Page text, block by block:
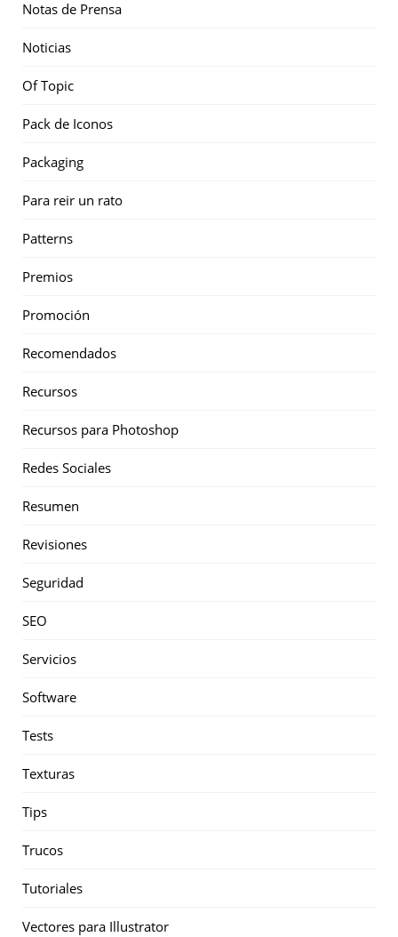
Notas de Prensa
Noticias
Of Topic
Pack de Iconos
Packaging
Para reir un rato
Patterns
Premios
Promoción
Recomendados
Recursos
Recursos para Photoshop
Redes Sociales
Resumen
Revisiones
Seguridad
SEO
Servicios
Software
Tests
Texturas
Tips
Trucos
Tutoriales
Vectores para Illustrator